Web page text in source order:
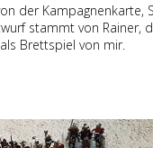
der Kampagnenkarte,
stammt von Rainer,
als Brettspiel von mir.